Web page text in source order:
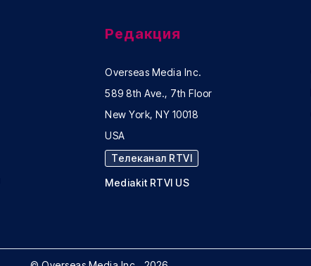
Редакция
Overseas Media Inc.
589 8th Ave., 7th Floor
New York, NY 10018
USA
Телеканал RTVI
Mediakit RTVI US